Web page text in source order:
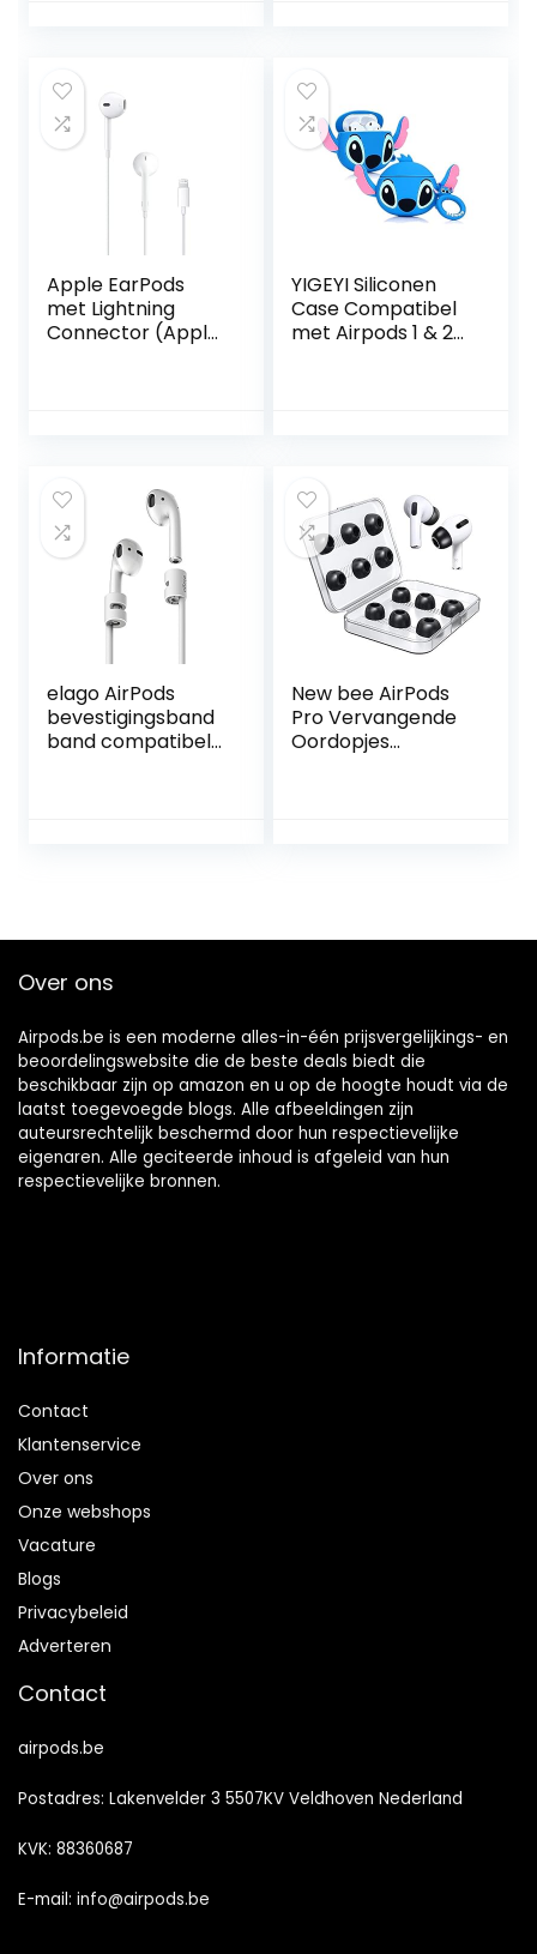
Opbergdoos
Airpod Max case
hoofdtelefoon,
compatibel met
Airpods 1 2 Pro
(goud)
Apple EarPods
met Lightning
Connector (Apple
YIGEYI Siliconen
Case Compatibel
met Airpods 1 & 2
elago AirPods
bevestigingsband
band compatibel
New bee AirPods
Pro Vervangende
Oordopjes
(Geheugenschuim
Over ons
Airpods.be is een moderne alles-in-één prijsvergelijkings- en
beoordelingswebsite die de beste deals biedt die
beschikbaar zijn op amazon en u op de hoogte houdt via de
laatst toegevoegde blogs. Alle afbeeldingen zijn
auteursrechtelijk beschermd door hun respectievelijke
eigenaren. Alle geciteerde inhoud is afgeleid van hun
respectievelijke bronnen.
Informatie
Contact
Klantenservice
Over ons
Onze webshops
Vacature
Blogs
Privacybeleid
Adverteren
Contact
airpods.be
Postadres: Lakenvelder 3 5507KV Veldhoven Nederland
KVK: 88360687
E-mail: info@airpods.be